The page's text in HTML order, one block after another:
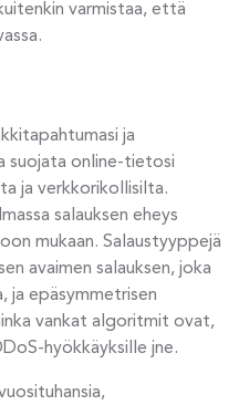
varmistaa, että
ja
suojata online-tietosi
ja verkkorikollisilta.
salauksen eheys
mukaan. Salaustyyppejä
avaimen salauksen, joka
ja epäsymmetrisen
vankat algoritmit ovat,
hyökkäyksille jne.